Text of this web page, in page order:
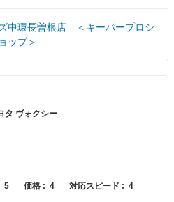
中環長曽根店 ＜キーパープロシ
ョップ＞
タ ヴォクシー
5 価格 : 4 対応スピード : 4